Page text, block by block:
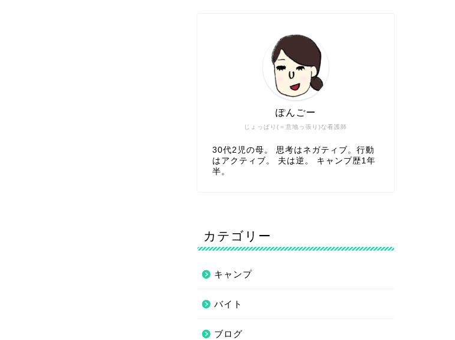
じょっぱり(＝意地っ張り)な看護師
ぽんごー
30代2児の母。 思考はネガティブ。行動
はアクティブ。 夫は逆。 キャンプ歴1年
半。
カテゴリー
キャンプ
バイト
ブログ